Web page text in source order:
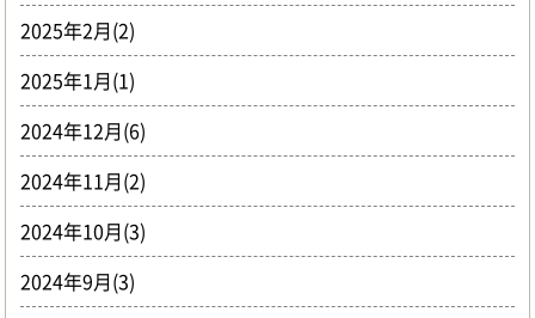
2025年2月(2)
2025年1月(1)
2024年12月(6)
2024年11月(2)
2024年10月(3)
2024年9月(3)